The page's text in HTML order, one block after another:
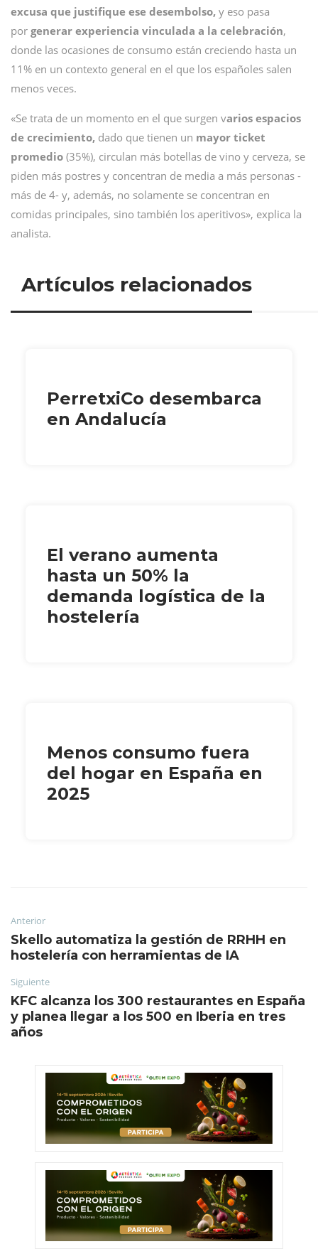
excusa que justifique ese desembolso, y eso pasa
por generar experiencia vinculada a la celebración,
donde las ocasiones de consumo están creciendo hasta un
11% en un contexto general en el que los españoles salen
menos veces.
«Se trata de un momento en el que surgen varios espacios
de crecimiento, dado que tienen un mayor ticket
promedio (35%), circulan más botellas de vino y cerveza, se
piden más postres y concentran de media a más personas -
más de 4- y, además, no solamente se concentran en
comidas principales, sino también los aperitivos», explica la
analista.
Artículos relacionados
PerretxiCo desembarca
en Andalucía
El verano aumenta
hasta un 50% la
demanda logística de la
hostelería
Menos consumo fuera
del hogar en España en
2025
Anterior
Skello automatiza la gestión de RRHH en
hostelería con herramientas de IA
Siguiente
KFC alcanza los 300 restaurantes en España
y planea llegar a los 500 en Iberia en tres
años